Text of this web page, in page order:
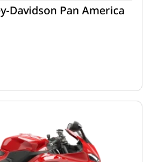
Davidson Pan America